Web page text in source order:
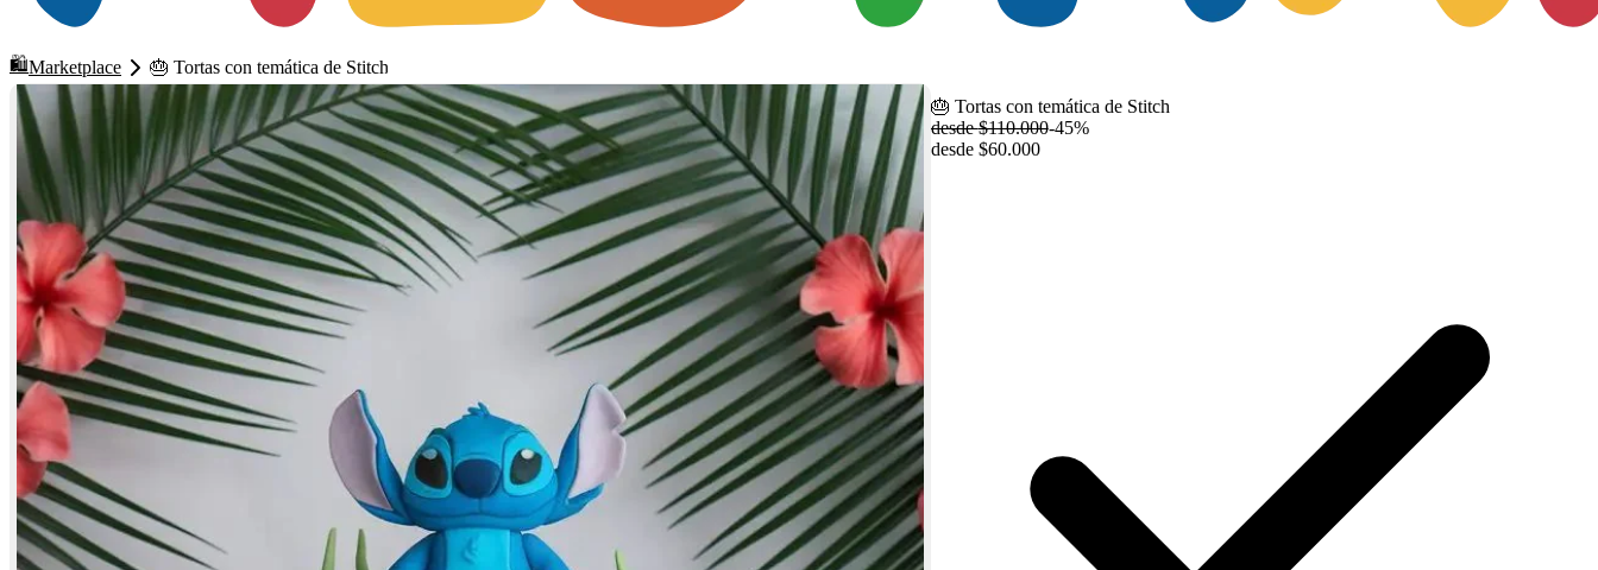
🛍️Marketplace 🎂 Tortas con temática de Stitch
🎂 Tortas con temática de Stitch
desde$110.000-45%
desde $60.000